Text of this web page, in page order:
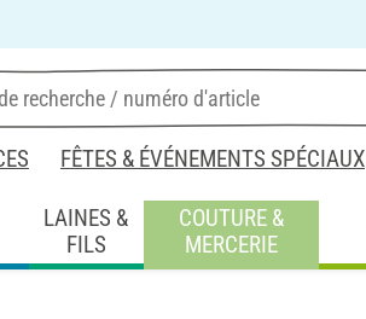
FÊTES & ÉVÉNEMENTS SPÉCIAUX
LAINES &
FILS
COUTURE &
MERCERIE